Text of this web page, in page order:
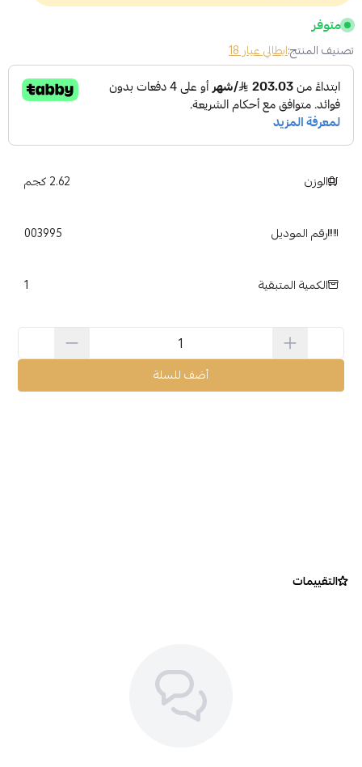
متوفر
تصنيف المنتج:ايطالي عيار 18
الوزن 2.62 كجم
رقم الموديل 003995
الكمية المتبقية 1
أضف للسلة
التقييمات